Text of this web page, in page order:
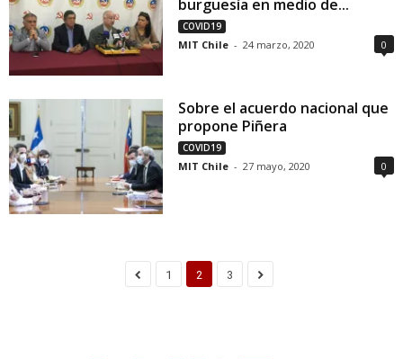
burguesía en medio de...
COVID19
MIT Chile - 24 marzo, 2020 0
Sobre el acuerdo nacional que
propone Piñera
COVID19
MIT Chile - 27 mayo, 2020 0
1 2 3